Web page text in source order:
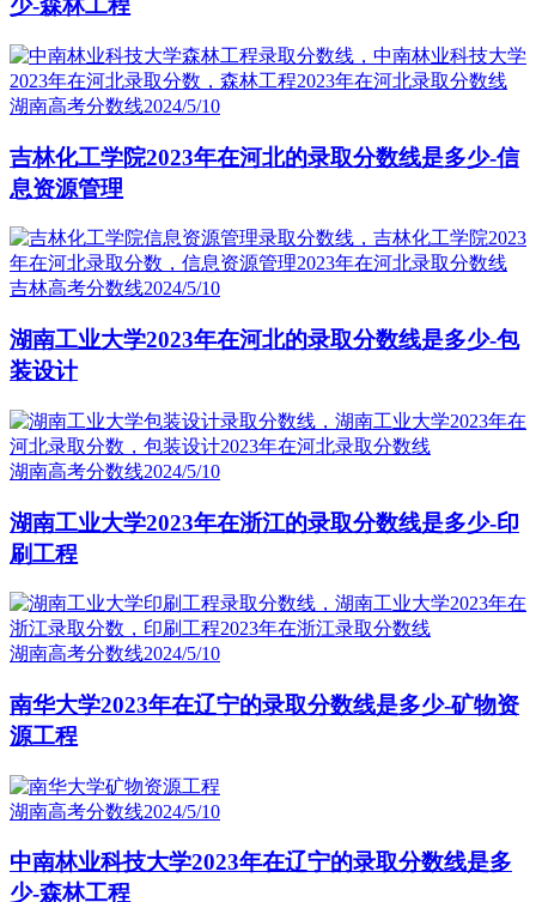
少-森林工程
湖南高考分数线2024/5/10
吉林化工学院2023年在河北的录取分数线是多少-信
息资源管理
吉林高考分数线2024/5/10
湖南工业大学2023年在河北的录取分数线是多少-包
装设计
湖南高考分数线2024/5/10
湖南工业大学2023年在浙江的录取分数线是多少-印
刷工程
湖南高考分数线2024/5/10
南华大学2023年在辽宁的录取分数线是多少-矿物资
源工程
湖南高考分数线2024/5/10
中南林业科技大学2023年在辽宁的录取分数线是多
少-森林工程